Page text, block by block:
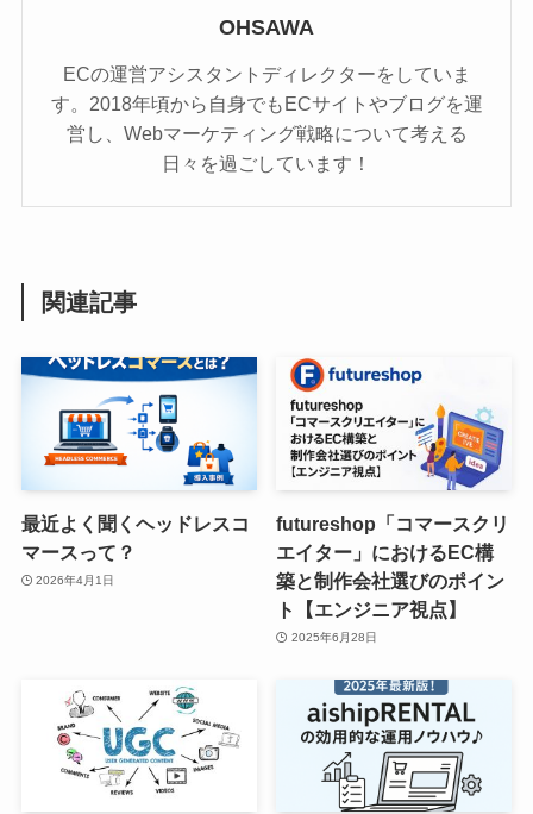
OHSAWA
ECの運営アシスタントディレクターをしていま
す。2018年頃から自身でもECサイトやブログを運
営し、Webマーケティング戦略について考える
日々を過ごしています！
関連記事
最近よく聞くヘッドレスコ
マースって？
2026年4月1日
futureshop「コマースクリ
エイター」におけるEC構
築と制作会社選びのポイン
ト【エンジニア視点】
2025年6月28日